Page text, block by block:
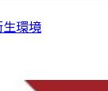
環境